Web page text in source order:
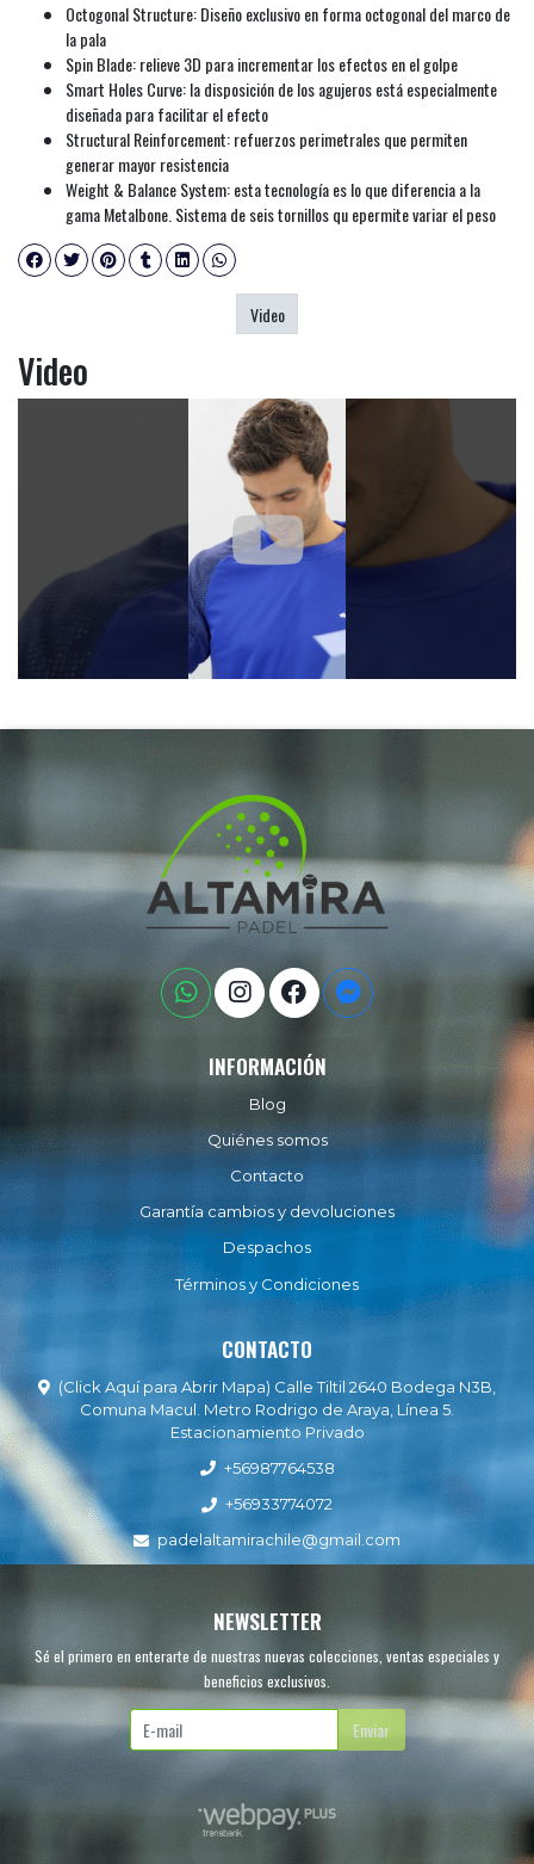
Octogonal Structure: Diseño exclusivo en forma octogonal del marco de
la pala
Spin Blade: relieve 3D para incrementar los efectos en el golpe
Smart Holes Curve: la disposición de los agujeros está especialmente
diseñada para facilitar el efecto
Structural Reinforcement: refuerzos perimetrales que permiten
generar mayor resistencia
Weight & Balance System: esta tecnología es lo que diferencia a la
gama Metalbone. Sistema de seis tornillos qu epermite variar el peso
Video
Video
INFORMACIÓN
Blog
Quiénes somos
Contacto
Garantía cambios y devoluciones
Despachos
Términos y Condiciones
CONTACTO
(Click Aquí para Abrir Mapa) Calle Tiltil 2640 Bodega N3B,
Comuna Macul. Metro Rodrigo de Araya, Línea 5.
Estacionamiento Privado
+56987764538
+56933774072
padelaltamirachile@gmail.com
NEWSLETTER
Sé el primero en enterarte de nuestras nuevas colecciones, ventas especiales y
beneficios exclusivos.
Enviar